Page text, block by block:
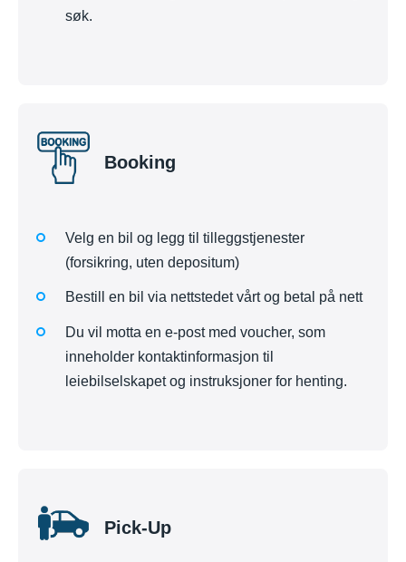
søk.
Booking
Velg en bil og legg til tilleggstjenester
(forsikring, uten depositum)
Bestill en bil via nettstedet vårt og betal på nett
Du vil motta en e-post med voucher, som
inneholder kontaktinformasjon til
leiebilselskapet og instruksjoner for henting.
Pick-Up